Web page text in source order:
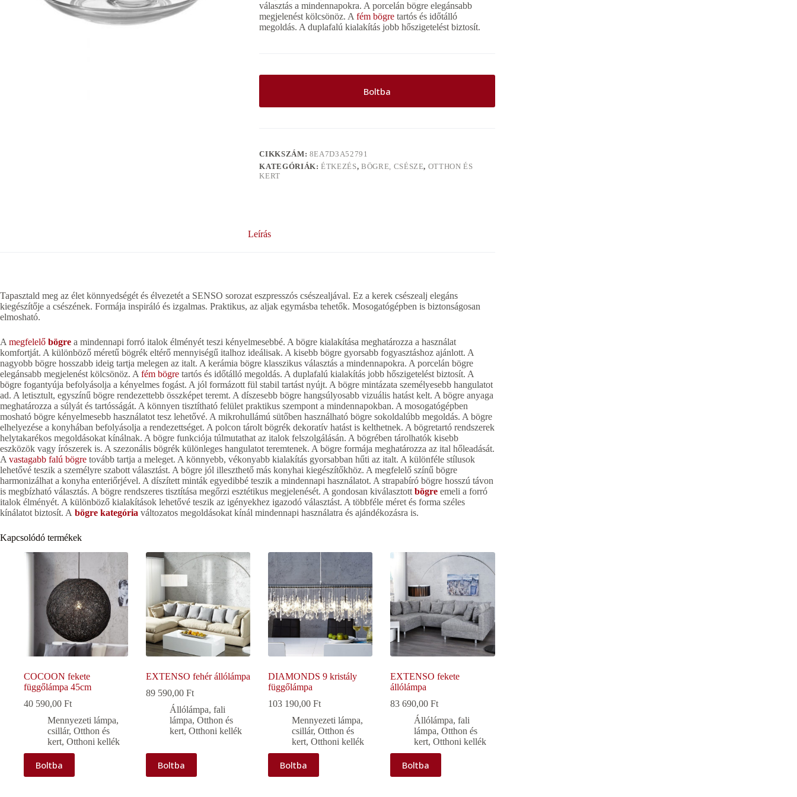
választás a mindennapokra. A porcelán bögre elegánsabb
megjelenést kölcsönöz. Afém bögre tartós és időtálló
megoldás. A duplafalú kialakítás jobb hőszigetelést biztosít.
Boltba
CIKKSZÁM: 8EA7D3A52791
KATEGÓRIÁK:ÉTKEZÉS, BÖGRE, CSÉSZE, OTTHON ÉS
KERT
Leírás
Tapasztald meg az élet könnyedségét és élvezetét a SENSO sorozat eszpresszós csészealjával. Ez a kerek csészealj elegáns
kiegészítője a csészének. Formája inspiráló és izgalmas. Praktikus, az aljak egymásba tehetők. Mosogatógépben is biztonságosan
elmosható.
A megfelelő bögre a mindennapi forró italok élményét teszi kényelmesebbé. A bögre kialakítása meghatározza a használat
komfortját. A különböző méretű bögrék eltérő mennyiségű italhoz ideálisak. A kisebb bögre gyorsabb fogyasztáshoz ajánlott. A
nagyobb bögre hosszabb ideig tartja melegen az italt. A kerámia bögre klasszikus választás a mindennapokra. A porcelán bögre
elegánsabb megjelenést kölcsönöz. A fém bögre tartós és időtálló megoldás. A duplafalú kialakítás jobb hőszigetelést biztosít. A
bögre fogantyúja befolyásolja a kényelmes fogást. A jól formázott fül stabil tartást nyújt. A bögre mintázata személyesebb hangulatot
ad. A letisztult, egyszínű bögre rendezettebb összképet teremt. A díszesebb bögre hangsúlyosabb vizuális hatást kelt. A bögre anyaga
meghatározza a súlyát és tartósságát. A könnyen tisztítható felület praktikus szempont a mindennapokban. A mosogatógépben
mosható bögre kényelmesebb használatot tesz lehetővé. A mikrohullámú sütőben használható bögre sokoldalúbb megoldás. A bögre
elhelyezése a konyhában befolyásolja a rendezettséget. A polcon tárolt bögrék dekoratív hatást is kelthetnek. A bögretartó rendszerek
helytakarékos megoldásokat kínálnak. A bögre funkciója túlmutathat az italok felszolgálásán. A bögrében tárolhatók kisebb
eszközök vagy írószerek is. A szezonális bögrék különleges hangulatot teremtenek. A bögre formája meghatározza az ital hőleadását.
A vastagabb falú bögre tovább tartja a meleget. A könnyebb, vékonyabb kialakítás gyorsabban hűti az italt. A különféle stílusok
lehetővé teszik a személyre szabott választást. A bögre jól illeszthető más konyhai kiegészítőkhöz. A megfelelő színű bögre
harmonizálhat a konyha enteriőrjével. A díszített minták egyedibbé teszik a mindennapi használatot. A strapabíró bögre hosszú távon
is megbízható választás. A bögre rendszeres tisztítása megőrzi esztétikus megjelenését. A gondosan kiválasztott bögre emeli a forró
italok élményét. A különböző kialakítások lehetővé teszik az igényekhez igazodó választást. A többféle méret és forma széles
kínálatot biztosít. A bögre kategória változatos megoldásokat kínál mindennapi használatra és ajándékozásra is.
Kapcsolódó termékek
COCOON fekete
függőlámpa 45cm
40 590,00 Ft
Mennyezeti lámpa,
csillár, Otthon és
kert, Otthoni kellék
Boltba
EXTENSO fehér állólámpa
89 590,00Ft
Állólámpa, fali
lámpa,Otthon és
kert,Otthoni kellék
Boltba
DIAMONDS 9 kristály
függőlámpa
103 190,00Ft
Mennyezeti lámpa,
csillár,Otthon és
kert,Otthoni kellék
Boltba
EXTENSO fekete
állólámpa
83 690,00Ft
Állólámpa, fali
lámpa,Otthon és
kert,Otthoni kellék
Boltba